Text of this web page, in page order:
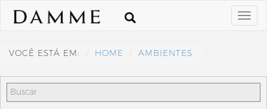
VOCÊ ESTÁ EM: HOME AMBIENTES